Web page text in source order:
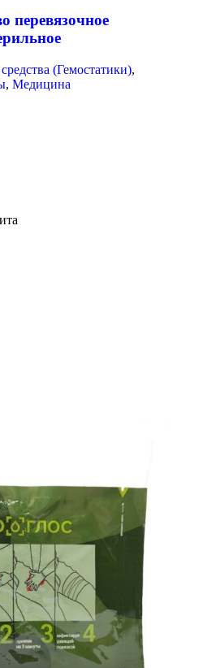
перевязочное
(Гемостатики),
, Медицина